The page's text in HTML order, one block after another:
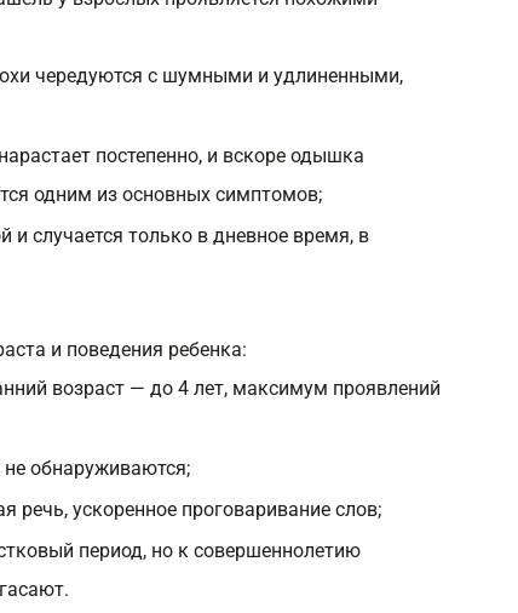
чередуются с шумными и удлиненными,
постепенно, и вскоре одышка
одним из основных симптомов;
случается только в дневное время, в
и поведения ребенка:
возраст — до 4 лет, максимум проявлений
не обнаруживаются;
речь, ускоренное проговаривание слов;
период, но к совершеннолетию